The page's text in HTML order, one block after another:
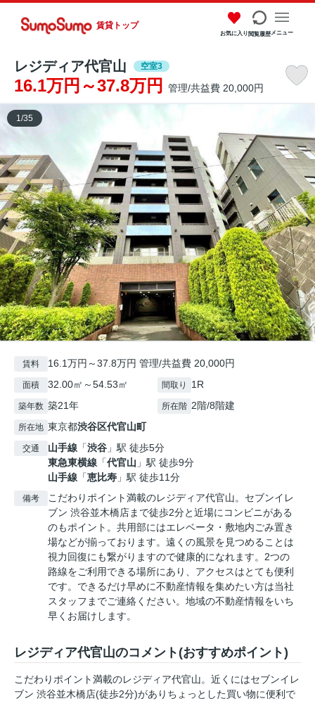
賃貸トップ
お気に入り閲覧履歴メニュー
レジディア代官山 空室3
16.1万円～37.8万円 管理/共益費 20,000円
1 /35
賃料 16.1万円～37.8万円 管理/共益費 20,000円
面積 32.00㎡～54.53㎡ 間取り 1R
築年数 築21年 所在階 2階/8階建
所在地 東京都渋谷区代官山町
交通 山手線 「渋谷 」駅 徒歩5分
東急東横線 「代官山 」駅 徒歩9分
山手線 「恵比寿 」駅 徒歩11分
備考
こだわりポイント満載のレジディア代官山。セブンイレ
ブン 渋谷並木橋店まで徒歩2分と近場にコンビニがある
のもポイント。共用部にはエレベータ・敷地内ごみ置き
場などが揃っております。遠くの風景を見つめることは
視力回復にも繋がりますので健康的になれます。2つの
路線をご利用できる場所にあり、アクセスはとても便利
です。できるだけ早めに不動産情報を集めたい方は当社
スタッフまでご連絡ください。地域の不動産情報をいち
早くお届けします。
レジディア代官山のコメント(おすすめポイント)
こだわりポイント満載のレジディア代官山。近くにはセブンイレ
ブン 渋谷並木橋店(徒歩2分)がありちょっとした買い物に便利で